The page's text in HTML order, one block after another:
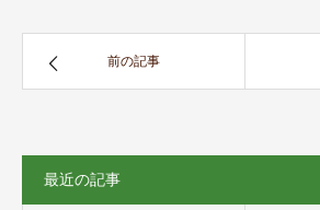
前の記事
最近の記事